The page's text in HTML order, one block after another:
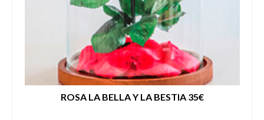
ROSA LA BELLA Y LA BESTIA 35€